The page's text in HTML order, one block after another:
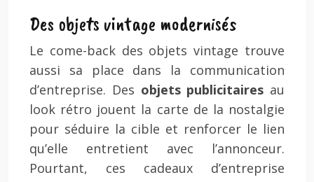
Des objets vintage modernisés
Le come-back des objets vintage trouve
aussi sa place dans la communication
d’entreprise. Des objets publicitaires au
look rétro jouent la carte de la nostalgie
pour séduire la cible et renforcer le lien
qu’elle entretient avec l’annonceur.
Pourtant, ces cadeaux d’entreprise